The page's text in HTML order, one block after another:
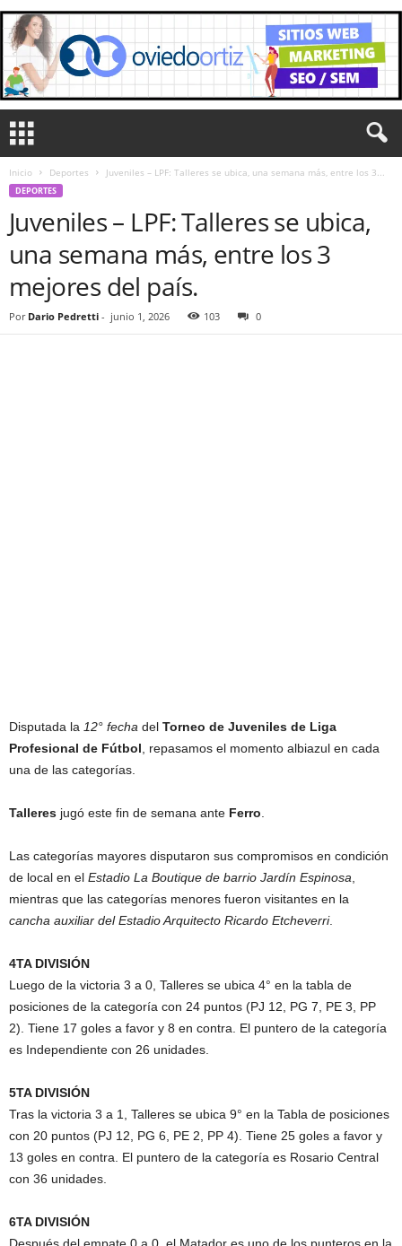
Inicio Deportes Juveniles – LPF: Talleres se ubica, una semana más, entre los 3...
DEPORTES
Juveniles – LPF: Talleres se ubica,
una semana más, entre los 3
mejores del país.
Por Dario Pedretti - junio 1, 2026 103 0
Disputada la 12° fecha del Torneo de Juveniles de Liga
Profesional de Fútbol, repasamos el momento albiazul en cada
una de las categorías.
Talleres jugó este fin de semana ante Ferro.
Las categorías mayores disputaron sus compromisos en condición
de local en el Estadio La Boutique de barrio Jardín Espinosa,
mientras que las categorías menores fueron visitantes en la
cancha auxiliar del Estadio Arquitecto Ricardo Etcheverri.
4TA DIVISIÓN
Luego de la victoria 3 a 0, Talleres se ubica 4° en la tabla de
posiciones de la categoría con 24 puntos (PJ 12, PG 7, PE 3, PP
2). Tiene 17 goles a favor y 8 en contra. El puntero de la categoría
es Independiente con 26 unidades.
5TA DIVISIÓN
Tras la victoria 3 a 1, Talleres se ubica 9° en la Tabla de posiciones
con 20 puntos (PJ 12, PG 6, PE 2, PP 4). Tiene 25 goles a favor y
13 goles en contra. El puntero de la categoría es Rosario Central
con 36 unidades.
6TA DIVISIÓN